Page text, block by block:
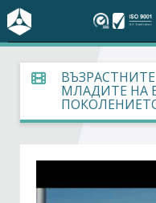
За БСК
На фокус
Социален диалог
МЛАДИТЕ НА